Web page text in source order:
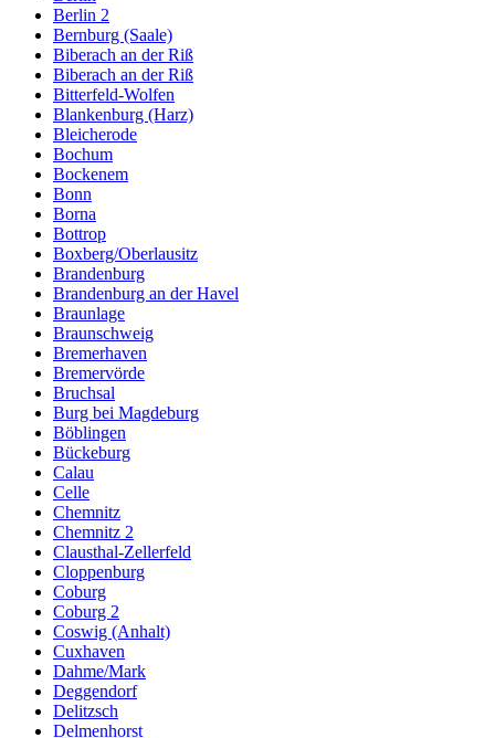
Berlin 2
Bernburg (Saale)
Biberach an der Riß
Biberach an der Riß
Bitterfeld-Wolfen
Blankenburg (Harz)
Bleicherode
Bochum
Bockenem
Bonn
Borna
Bottrop
Boxberg/Oberlausitz
Brandenburg
Brandenburg an der Havel
Braunlage
Braunschweig
Bremerhaven
Bremervörde
Bruchsal
Burg bei Magdeburg
Böblingen
Bückeburg
Calau
Celle
Chemnitz
Chemnitz 2
Clausthal-Zellerfeld
Cloppenburg
Coburg
Coburg 2
Coswig (Anhalt)
Cuxhaven
Dahme/Mark
Deggendorf
Delitzsch
Delmenhorst